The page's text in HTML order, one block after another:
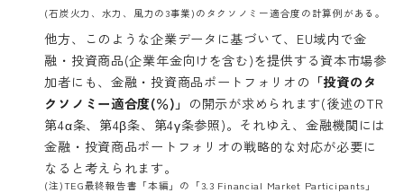
(石炭火力、水力、風力の3事業)のタクソノミー適合度の計算例がある。
他方、このような企業データに基づいて、EU域内で金
融・投資商品(企業年金向けを含む)を提供する資本市場参
加者にも、金融・投資商品ポートフォリオの 「投資のタ
クソノミー適合度(％)」 の開示が求められます(後述のTR
第4α条、第4β条、第4γ条参照)。それゆえ、金融機関には
金融・投資商品ポートフォリオの戦略的な対応が必要に
なると考えられます。
(注)TEG最終報告書「本編」の「3.3 Financial Market Participants」